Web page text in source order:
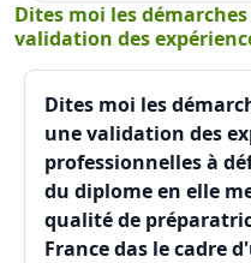
Dites moi les
validation des
Dites moi les
une validation des
professionnelles à
du diplome en elle
qualité de
France das le cadre